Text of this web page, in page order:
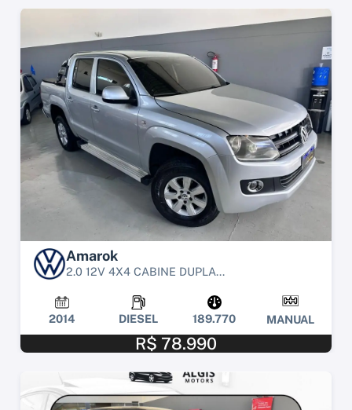
Amarok
2.0 12V 4X4 CABINE DUPLA...
2014 DIESEL 189.770 MANUAL
R$ 78.990